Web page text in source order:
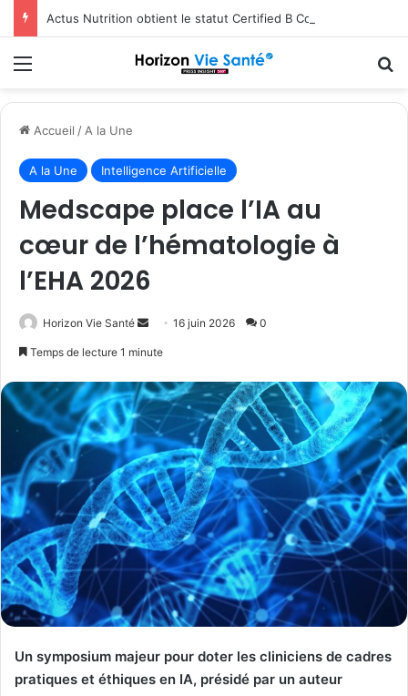
Actus Nutrition obtient le statut Certified B Corporation™
Menu
Accueil /A la Une
A la Une Intelligence Artificielle
Medscape place l’IA au
cœur de l’hématologie à
l’EHA 2026
Horizon Vie Santé
Envoyer16 juin 2026 0
Temps de lecture 1 minute
Un symposium majeur pour doter les cliniciens de cadres
pratiques et éthiques en IA, présidé par un auteur